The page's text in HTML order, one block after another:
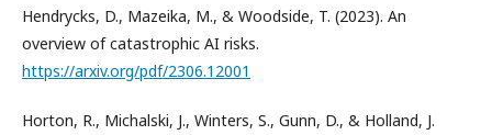
Hendrycks, D., Mazeika, M., & Woodside, T. (2023). An
overview of catastrophic AI risks.
https://arxiv.org/pdf/2306.12001
Horton, R., Michalski, J., Winters, S., Gunn, D., & Holland, J.